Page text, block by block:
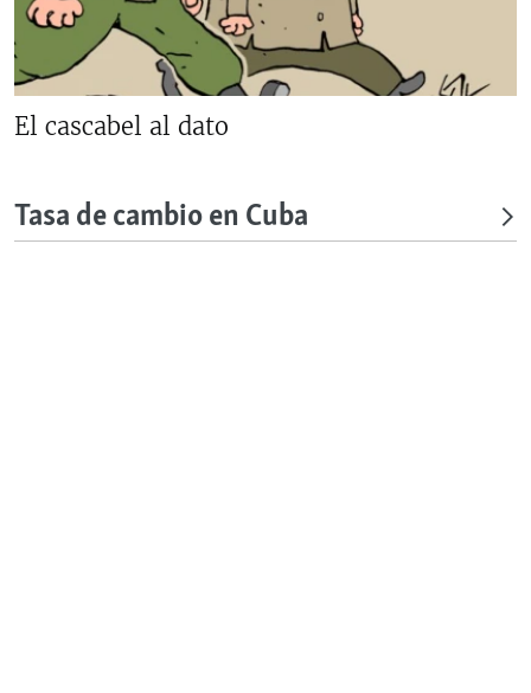
El cascabel al dato
Tasa de cambio en Cuba